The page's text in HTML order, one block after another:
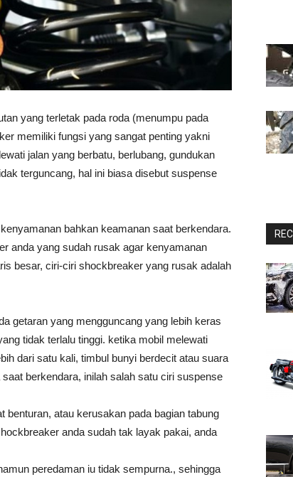
yang terletak pada roda (menumpu pada
memiliki fungsi yang sangat penting yakni
jalan yang berbatu, berlubang, gundukan
terguncang, hal ini biasa disebut suspense
bahkan keamanan saat berkendara.
anda yang sudah rusak agar kenyamanan
besar, ciri-ciri shockbreaker yang rusak adalah
getaran yang mengguncang yang lebih keras
tidak terlalu tinggi. ketika mobil melewati
dari satu kali, timbul bunyi berdecit atau suara
berkendara, inilah salah satu ciri suspense
atau kerusakan pada bagian tabung
anda sudah tak layak pakai, anda
peredaman iu tidak sempurna., sehingga